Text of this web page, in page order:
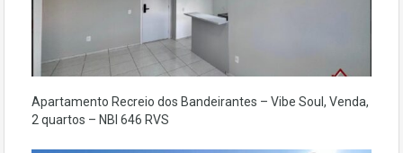
Apartamento Recreio dos Bandeirantes – Vibe Soul, Venda,
2 quartos – NBI 646 RVS